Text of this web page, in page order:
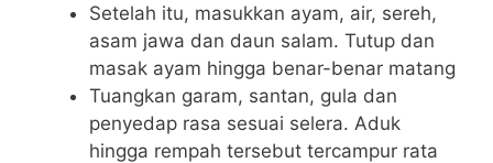
Setelah itu, masukkan ayam, air, sereh,
asam jawa dan daun salam. Tutup dan
masak ayam hingga benar-benar matang
Tuangkan garam, santan, gula dan
penyedap rasa sesuai selera. Aduk
hingga rempah tersebut tercampur rata